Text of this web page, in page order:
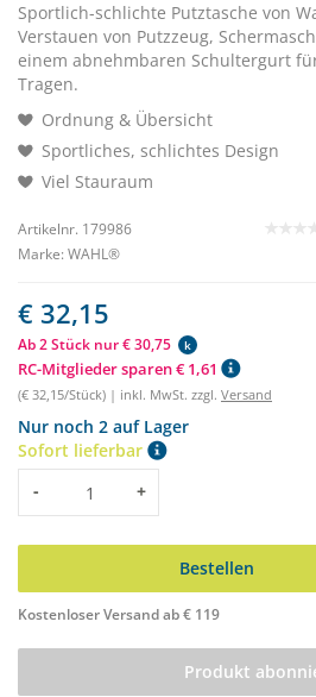
Sportlich-schlichte Putztasche von
Verstauen von Putzzeug,
einem abnehmbaren Schultergurt
Tragen.
Ordnung & Übersicht
Sportliches, schlichtes Design
Viel Stauraum
Artikelnr. 179986
Marke: WAHL®
€ 32,15
Ab 2 Stück nur € 30,75 k
RC-Mitglieder sparen € 1,61
(€ 32,15/Stück) | inkl. MwSt. zzgl. Versand
Nur noch 2 auf Lager
Sofort lieferbar
Menge
- +
Bestellen
Kostenloser Versand ab € 119
Produkt